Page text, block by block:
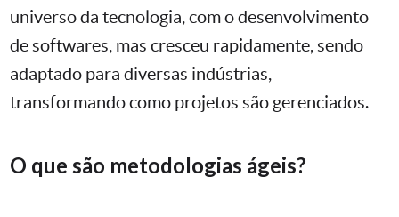
universo da tecnologia, com o desenvolvimento
de softwares, mas cresceu rapidamente, sendo
adaptado para diversas indústrias,
transformando como projetos são gerenciados.
O que são metodologias ágeis?